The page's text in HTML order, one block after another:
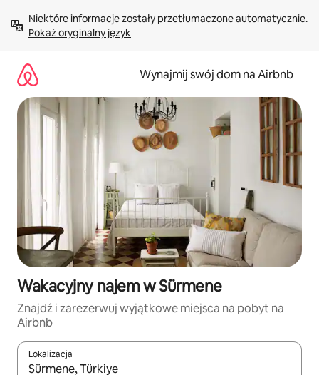
treści Pokaż oryginalny język
Wynajmij swój dom na Airbnb
Wakacyjny najem w Sürmene
Znajdź i zarezerwuj wyjątkowe miejsca na pobyt na
Airbnb
Lokalizacja
Gdy wyniki będą dostępne, możesz poruszać się po nich za